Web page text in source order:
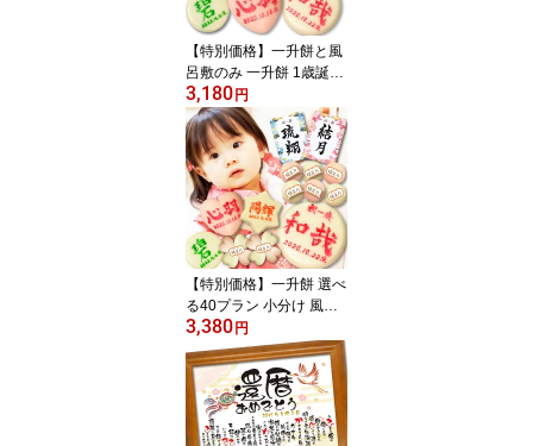
【特別価格】一升餅と風
呂敷のみ 一升餅 1歳誕生
日 お祝い 赤ちゃん用 手
作り 国産もち米100% 背
負い餅 踏み餅 一生餅 一
升米 伝統行事 人気 バー
スデーギフト プレゼント
3,180 円
【特別価格】一升餅 選べ
る40プラン 小分け 風呂
敷 名入れ 命名書 お祝い
セット 選び取り 国産も
ち米100%使用 一生餅 背
負い餅 踏み餅 餅踏み 誕
生餅 いっしょうもち 1歳
一歳 誕生日 名前入り 飾
3,380 円